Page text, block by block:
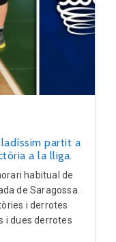
partit a
a la lliga.
habitual de
de Saragossa.
i derrotes
i dues derrotes